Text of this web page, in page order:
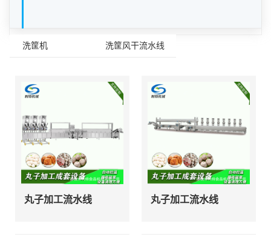
容器清洗设备
洗筐机 洗筐风干流水线
丸子加工流水线 丸子加工流水线